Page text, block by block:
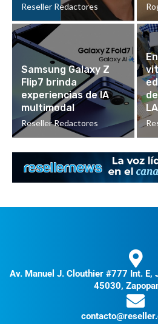
Reseller Redactores
Samsung Galaxy Z
Flip7 brinda
experiencias de IA
multimodal
Reseller Redactores
Av. Manuel J. Clouthier #777 Int. E,
45030,